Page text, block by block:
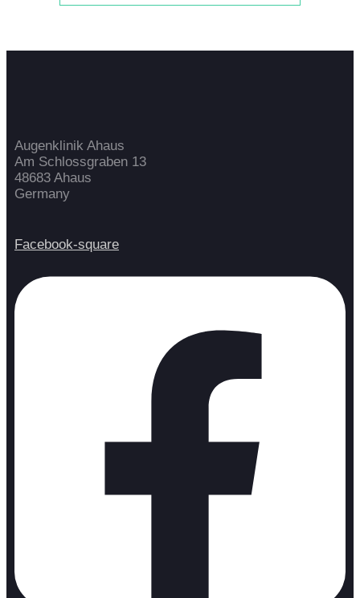
Augenklinik Ahaus
Am Schlossgraben 13
48683 Ahaus
Germany
Facebook-square